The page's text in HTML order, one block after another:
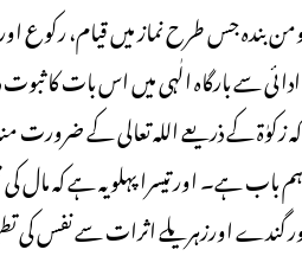
مومن بندہ جس طرح نماز میں قیام،
سے بارگاہ الٰہی میں اس بات کا
کہ زکوٰۃ کے ذریعے اللہ تعالی کے
ہے۔ اور تیسرا پہلو یہ ہے کہ
اورزہریلے اثرات سے نفس کی